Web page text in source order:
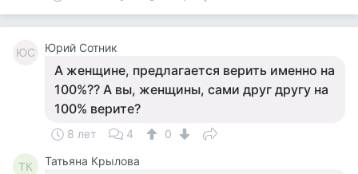
ЮС Юрий Сотник
А женщине, предлагается верить именно на
100%?? А вы, женщины, сами друг другу на
100% верите?
8 лет 4 0
ТК Татьяна Крылова